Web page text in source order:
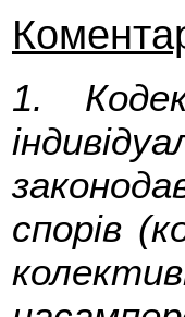
1.
спорів